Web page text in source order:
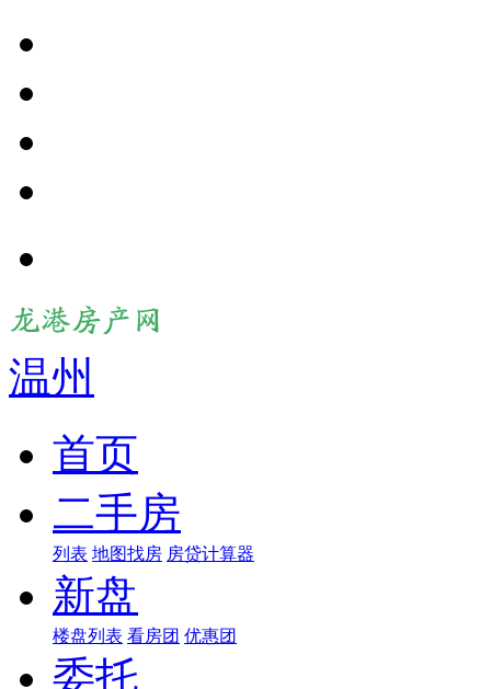
温州
首页
二手房
列表 地图找房 房贷计算器
新盘
楼盘列表 看房团 优惠团
委托